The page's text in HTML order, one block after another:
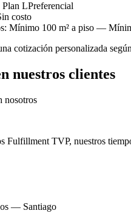
LPreferencial
costo
Mínimo 100 m² a piso —
cotización personalizada
nuestros clientes
nosotros
Fulfillment TVP, nuestros
— Santiago